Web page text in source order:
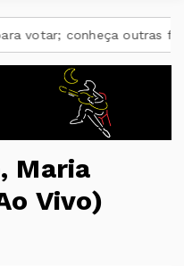
outras funções úteis
Maria
Vivo)